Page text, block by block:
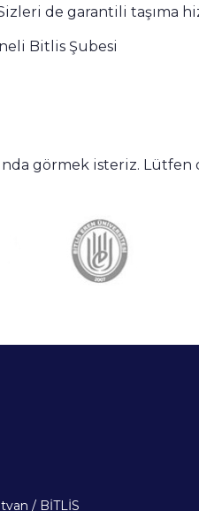
de garantili taşıma
Bitlis Şubesi
görmek isteriz.
/ BİTLİS